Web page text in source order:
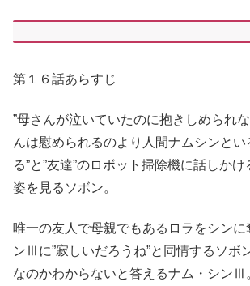
第１６話あらすじ
”母さんが泣いていたのに抱きしめられ
んは慰められるのより人間ナムシンと
る”と”友達”のロボット掃除機に話しか
姿を見るソボン。
唯一の友人で母親でもあるロラをシン
ンⅢに”寂しいだろうね”と同情するソボ
なのかわからないと答えるナム・シンⅢ